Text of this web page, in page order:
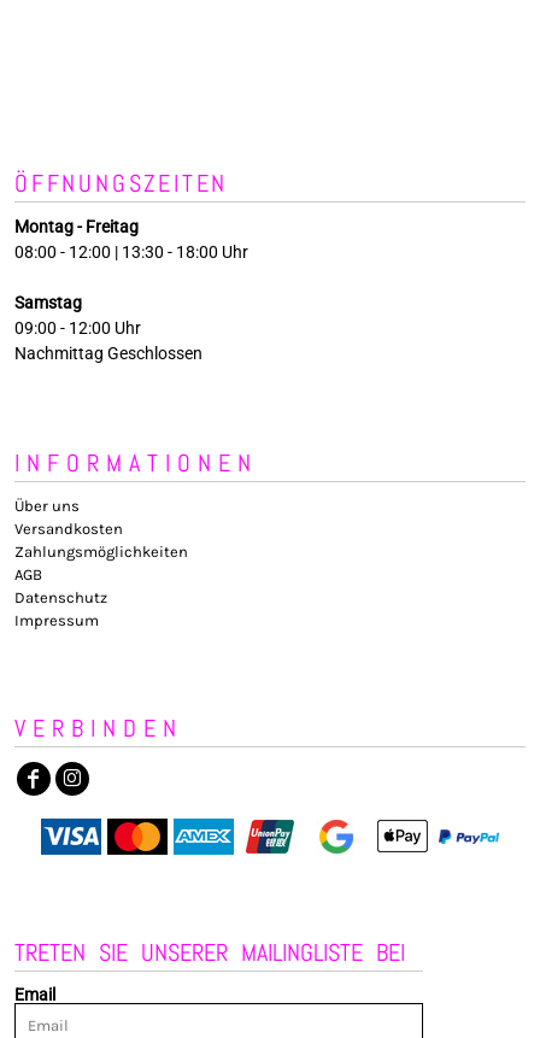
ÖFFNUNGSZEITEN
Montag - Freitag
08:00 - 12:00 | 13:30 - 18:00 Uhr
Samstag
09:00 - 12:00 Uhr
Nachmittag Geschlossen
INFORMATIONEN
Über uns
Versandkosten
Zahlungsmöglichkeiten
AGB
Datenschutz
Impressum
VERBINDEN
TRETEN SIE UNSERER MAILINGLISTE BEI
Email